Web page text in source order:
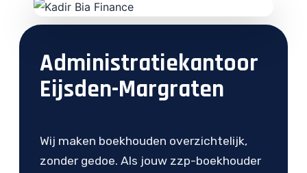
Administratiekantoor
Eijsden-Margraten
Wij maken boekhouden overzichtelijk,
zonder gedoe. Als jouw zzp-boekhouder